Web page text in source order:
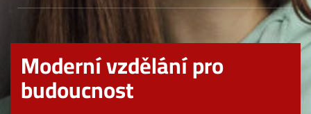
Moderní vzdělání pro
budoucnost